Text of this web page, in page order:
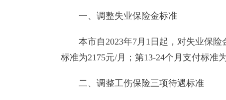
一、调整失业保险金标准
本市自2023年7月1日起，对失业保
标准为2175元/月；第13-24个月支付标准
二、调整工伤保险三项待遇标准